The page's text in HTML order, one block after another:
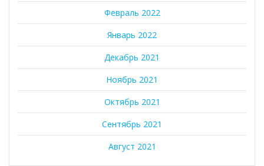
Февраль 2022
Январь 2022
Декабрь 2021
Ноябрь 2021
Октябрь 2021
Сентябрь 2021
Август 2021